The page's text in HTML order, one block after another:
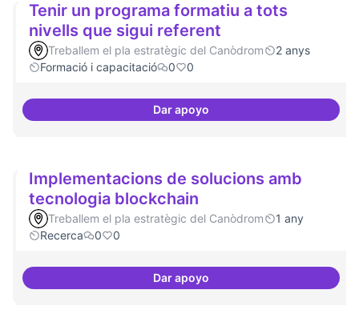
Tenir un programa formatiu a tots
nivells que sigui referent
Treballem el pla estratègic del Canòdrom
2 anys
Formació i capacitació
0 0
Dar apoyoTenir un programa formatiu a
Implementacions de solucions amb
tecnologia blockchain
Treballem el pla estratègic del Canòdrom
1 any
Recerca
0 0
Dar apoyoImplementacions de solucions